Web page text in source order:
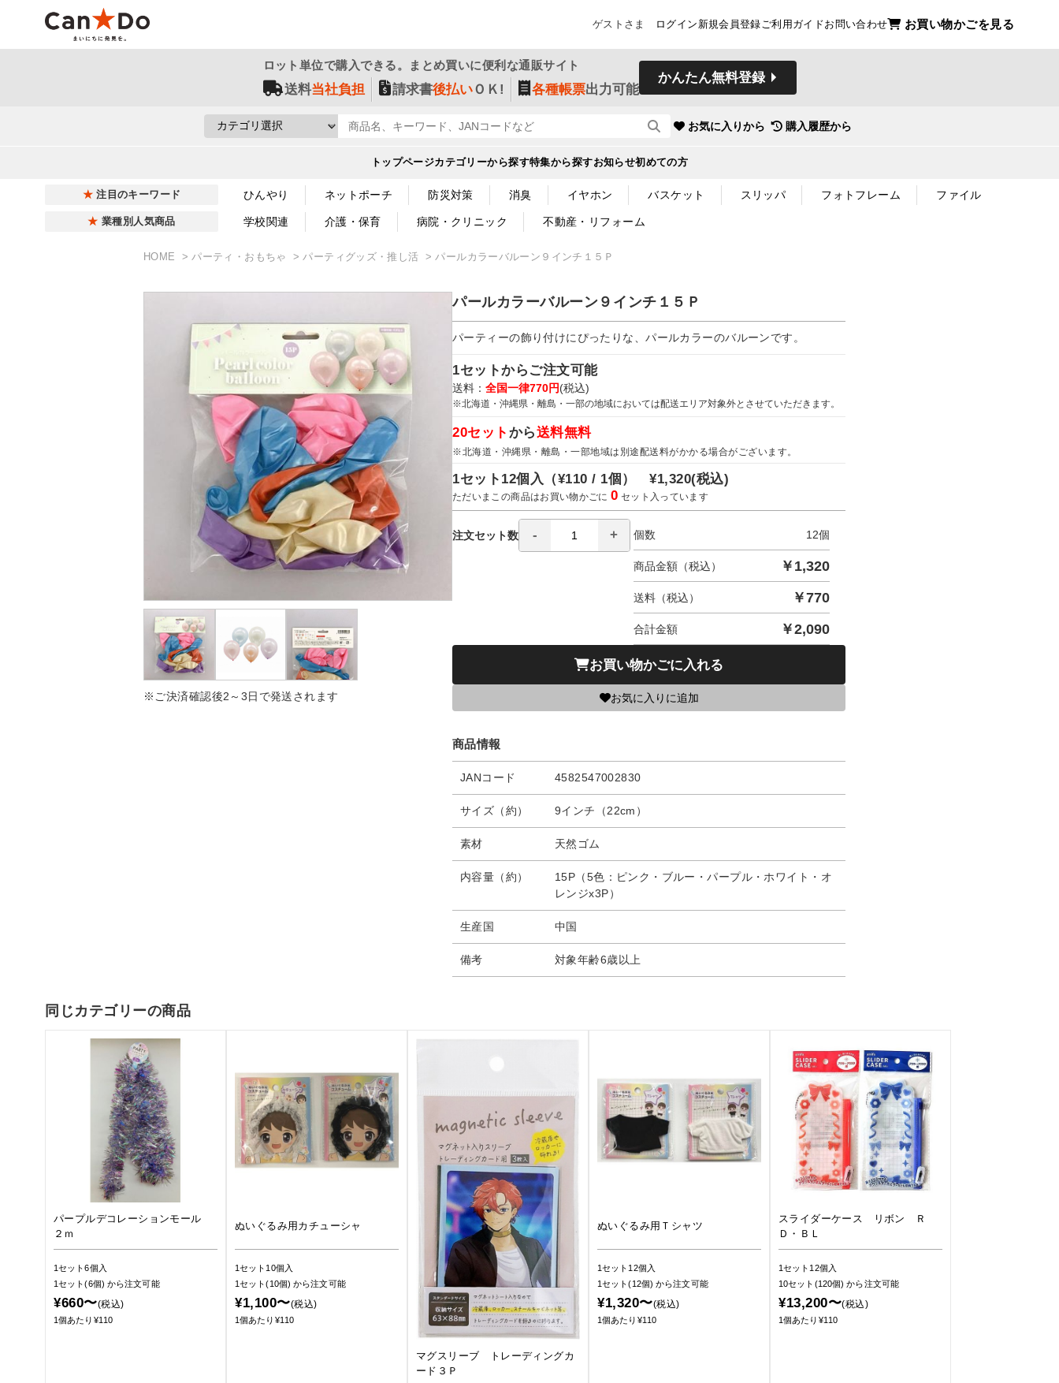
ゲストさま ログイン 新規会員登録ご利用ガイドお問い合わせ お買い物かごを見る
ロット単位で購入できる。まとめ買いに便利な通販サイト
送料当社負担 請求書後払いＯＫ! 各種帳票出力可能
かんたん無料登録
お気に入りから 購入履歴から
トップページカテゴリーから探す特集から探すお知らせ初めての方
注目のキーワード ひんやり ネットポーチ 防災対策 消臭 イヤホン バスケット スリッパ フォトフレーム ファイル
業種別人気商品 学校関連 介護・保育 病院・クリニック 不動産・リフォーム
HOME パーティ・おもちゃ パーティグッズ・推し活 パールカラーバルーン９インチ１５Ｐ
※ご決済確認後2～3日で発送されます
パールカラーバルーン９インチ１５Ｐ
パーティーの飾り付けにぴったりな、パールカラーのバルーンです。
1セットからご注文可能
送料： 全国一律770円(税込)
※北海道・沖縄県・離島・一部の地域においては配送エリア対象外とさせていただきます。
20セット から送料無料
※北海道・沖縄県・離島・一部地域は別途配送料がかかる場合がございます。
1セット12個入（¥110 / 1個）¥1,320(税込)
ただいまこの商品はお買い物かごに0 セット入っています
注文セット数 個数 12個
商品金額（税込） ￥ 1,320
送料（税込） ￥770
合計金額 ￥2,090
お買い物かごに入れる
お気に入りに追加
商品情報
JANコード 4582547002830
サイズ（約） 9インチ（22cm）
素材 天然ゴム
内容量（約）
15P（5色：ピンク・ブルー・パープル・ホワイト・オ
レンジx3P）
生産国 中国
備考 対象年齢6歳以上
同じカテゴリーの商品
パープルデコレーションモール
２ｍ
1セット6個入
1セット(6個) から注文可能
¥660〜(税込)
1個あたり¥110
ぬいぐるみ用カチューシャ
1セット10個入
1セット(10個)から注文可能
¥1,100〜(税込)
1個あたり¥110
マグスリーブ トレーディングカ
ード３Ｐ
ぬいぐるみ用Ｔシャツ
1セット12個入
1セット(12個)から注文可能
¥1,320〜(税込)
1個あたり¥110
スライダーケース リボン Ｒ
Ｄ・ＢＬ
1セット12個入
10セット(120個)から注文可能
¥13,200〜(税込)
1個あたり¥110